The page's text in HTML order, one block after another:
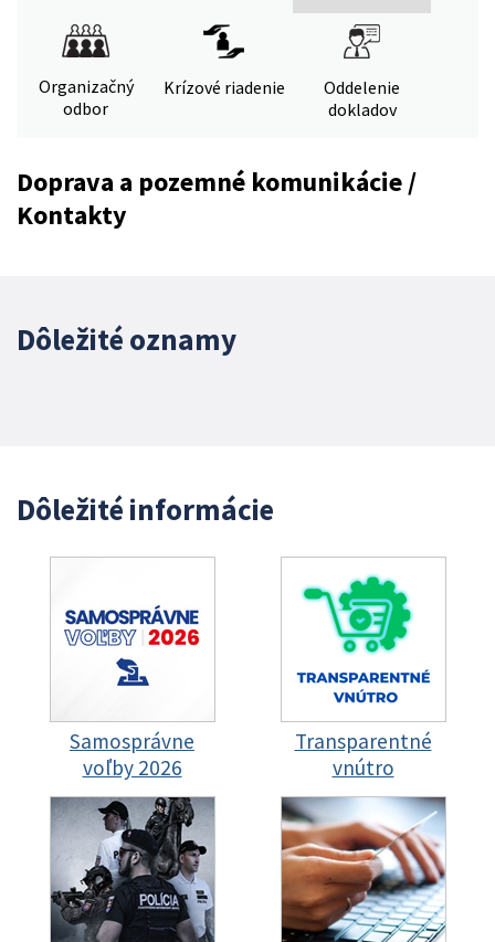
Organizačný
odbor
Krízové riadenie
Oddelenie
dokladov
Doprava a pozemné komunikácie /
Kontakty
Dôležité oznamy
Dôležité informácie
Samosprávne
voľby 2026
Transparentné
vnútro